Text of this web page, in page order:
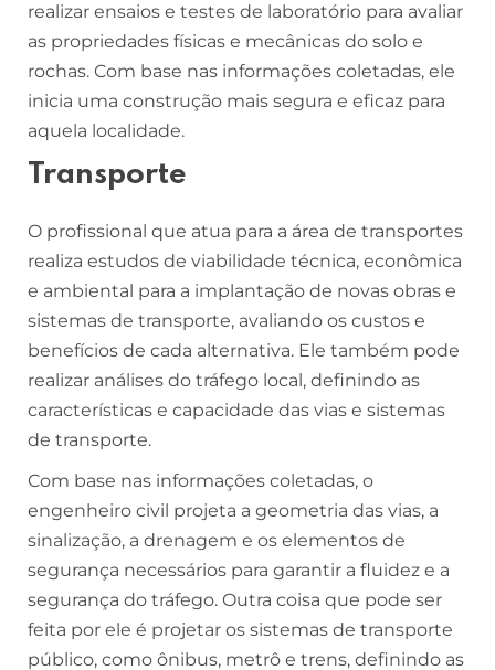
realizar ensaios e testes de laboratório para avaliar
as propriedades físicas e mecânicas do solo e
rochas. Com base nas informações coletadas, ele
inicia uma construção mais segura e eficaz para
aquela localidade.
Transporte
O profissional que atua para a área de transportes
realiza estudos de viabilidade técnica, econômica
e ambiental para a implantação de novas obras e
sistemas de transporte, avaliando os custos e
benefícios de cada alternativa. Ele também pode
realizar análises do tráfego local, definindo as
características e capacidade das vias e sistemas
de transporte.
Com base nas informações coletadas, o
engenheiro civil projeta a geometria das vias, a
sinalização, a drenagem e os elementos de
segurança necessários para garantir a fluidez e a
segurança do tráfego. Outra coisa que pode ser
feita por ele é projetar os sistemas de transporte
público, como ônibus, metrô e trens, definindo as